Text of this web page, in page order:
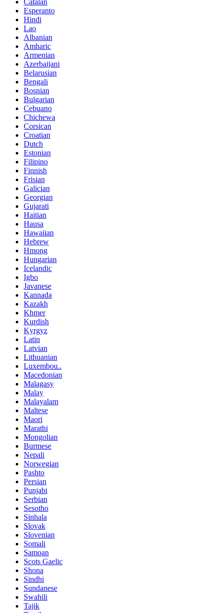
Esperanto
Hindi
Lao
Albanian
Amharic
Armenian
Azerbaijani
Belarusian
Bengali
Bosnian
Bulgarian
Cebuano
Chichewa
Corsican
Croatian
Dutch
Estonian
Filipino
Finnish
Frisian
Galician
Georgian
Gujarati
Haitian
Hausa
Hawaiian
Hebrew
Hmong
Hungarian
Icelandic
Igbo
Javanese
Kannada
Kazakh
Khmer
Kurdish
Kyrgyz
Latin
Latvian
Lithuanian
Luxembou..
Macedonian
Malagasy
Malay
Malayalam
Maltese
Maori
Marathi
Mongolian
Burmese
Nepali
Norwegian
Pashto
Persian
Punjabi
Serbian
Sesotho
Sinhala
Slovak
Slovenian
Somali
Samoan
Scots Gaelic
Shona
Sindhi
Sundanese
Swahili
Tajik